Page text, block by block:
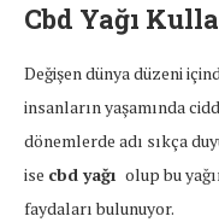
Cbd Yağı
Değişen dünya düzeni
insanların yaşamında
dönemlerde adı sıkça
ise cbd yağı olup bu
faydaları bulunuyor.